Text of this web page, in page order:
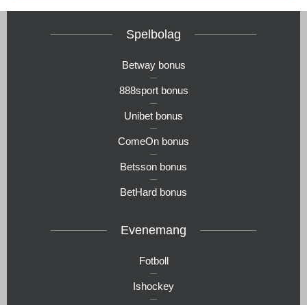
Spelbolag
Betway bonus
888sport bonus
Unibet bonus
ComeOn bonus
Betsson bonus
BetHard bonus
Evenemang
Fotboll
Ishockey